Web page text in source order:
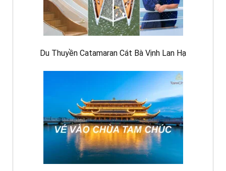
Du Thuyền Catamaran Cát Bà Vịnh Lan Hạ